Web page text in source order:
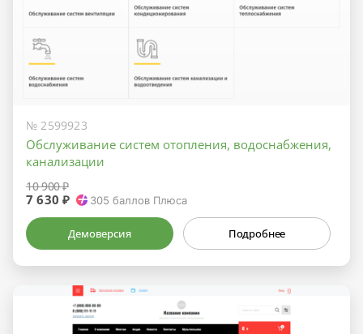
№ 2599923
Обслуживание систем отопления, водоснабжения,
канализации
10 900 ₽
7 630 ₽ 305 баллов Плюса
Демоверсия Подробнее